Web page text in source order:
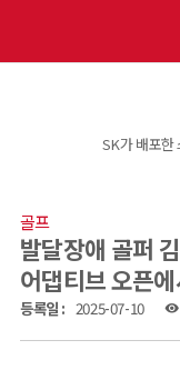
SK가 배포한
골프
발달장애 골퍼
어댑티브 오픈에
등록일 : 2025-07-10 visibility